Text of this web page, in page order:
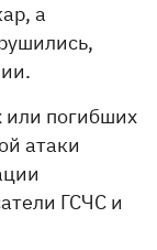
а
или погибших
атаки
ГСЧС и